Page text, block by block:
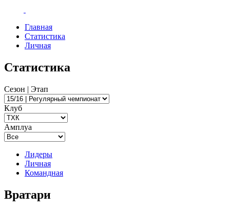
Главная
Статистика
Личная
Статистика
Сезон | Этап
Клуб
Амплуа
Лидеры
Личная
Командная
Вратари